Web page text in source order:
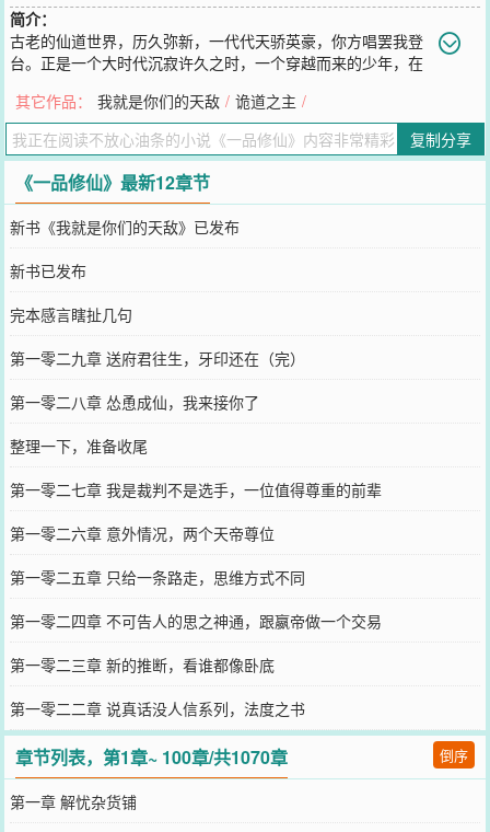
简介：
古老的仙道世界，历久弥新，一代代天骄英豪，你方唱罢我登
台。正是一个大时代沉寂许久之时，一个穿越而来的少年，在
你们，只有一级小号自带的技能，才是最实用的！”“例如，有个技
能，官名拾取，诨名摸尸。”PS：简介先改成这个用着……建了个读者
群，697-475-270
您要是觉得《 一品修仙 》还不错的话请不要忘记向您QQ群和微博微信
里的朋友推荐哦！
其它作品： 我就是你们的天敌 / 诡道之主 /
复制分享
《一品修仙》最新12章节
新书《我就是你们的天敌》已发布
新书已发布
完本感言瞎扯几句
第一零二九章 送府君往生，牙印还在（完）
第一零二八章 怂恿成仙，我来接你了
整理一下，准备收尾
第一零二七章 我是裁判不是选手，一位值得尊重的前辈
第一零二六章 意外情况，两个天帝尊位
第一零二五章 只给一条路走，思维方式不同
第一零二四章 不可告人的思之神通，跟嬴帝做一个交易
第一零二三章 新的推断，看谁都像卧底
第一零二二章 说真话没人信系列，法度之书
章节列表，第1章~ 100章/共1070章 倒序
第一章 解忧杂货铺